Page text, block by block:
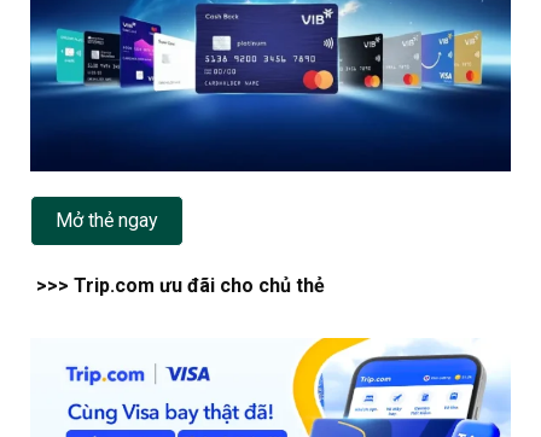
Mở thẻ ngay
>>> Trip.com ưu đãi cho chủ thẻ